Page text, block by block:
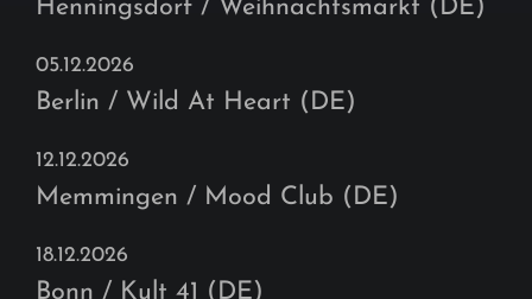
Henningsdorf / Weihnachtsmarkt (DE)
05.12.2026
Berlin / Wild At Heart (DE)
12.12.2026
Memmingen / Mood Club (DE)
18.12.2026
Bonn / Kult 41 (DE)